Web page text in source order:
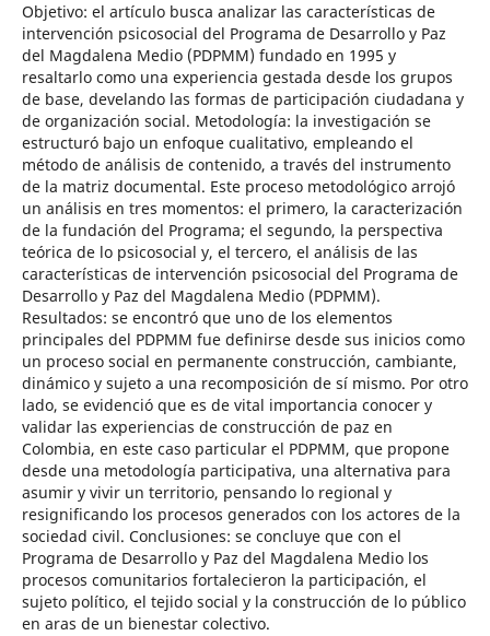
Objetivo: el artículo busca analizar las características de
intervención psicosocial del Programa de Desarrollo y Paz
del Magdalena Medio (PDPMM) fundado en 1995 y
resaltarlo como una experiencia gestada desde los grupos
de base, develando las formas de participación ciudadana y
de organización social. Metodología: la investigación se
estructuró bajo un enfoque cualitativo, empleando el
método de análisis de contenido, a través del instrumento
de la matriz documental. Este proceso metodológico arrojó
un análisis en tres momentos: el primero, la caracterización
de la fundación del Programa; el segundo, la perspectiva
teórica de lo psicosocial y, el tercero, el análisis de las
características de intervención psicosocial del Programa de
Desarrollo y Paz del Magdalena Medio (PDPMM).
Resultados: se encontró que uno de los elementos
principales del PDPMM fue definirse desde sus inicios como
un proceso social en permanente construcción, cambiante,
dinámico y sujeto a una recomposición de sí mismo. Por otro
lado, se evidenció que es de vital importancia conocer y
validar las experiencias de construcción de paz en
Colombia, en este caso particular el PDPMM, que propone
desde una metodología participativa, una alternativa para
asumir y vivir un territorio, pensando lo regional y
resignificando los procesos generados con los actores de la
sociedad civil. Conclusiones: se concluye que con el
Programa de Desarrollo y Paz del Magdalena Medio los
procesos comunitarios fortalecieron la participación, el
sujeto político, el tejido social y la construcción de lo público
en aras de un bienestar colectivo.